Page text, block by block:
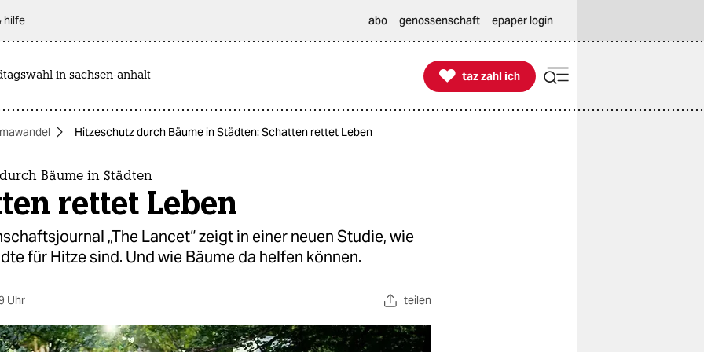
hilfe abo genossenschaft epaper login
in sachsen-anhalt 
taz zahl ich
taz zahl ich
Hitzeschutz durch Bäume in Städten: Schatten rettet Leben
Bäume in Städten
rettet Leben
„The Lancet“ zeigt in einer neuen Studie, wie
für Hitze sind. Und wie Bäume da helfen können.
Uhr teilen